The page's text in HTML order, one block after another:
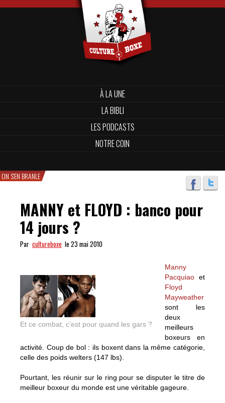
À LA UNE
LA BIBLI
LES PODCASTS
NOTRE COIN
ON S'EN BRANLE
MANNY et FLOYD : banco pour
14 jours ?
Par cultureboxe le 23 mai 2010
Et ce combat, c’est pour quand les gars ?
Manny
Pacquiao et
Floyd
Mayweather
sont les
deux
meilleurs
boxeurs en
activité. Coup de bol : ils boxent dans la même catégorie,
celle des poids welters (147 lbs).
Pourtant, les réunir sur le ring pour se disputer le titre de
meilleur boxeur du monde est une véritable gageure.